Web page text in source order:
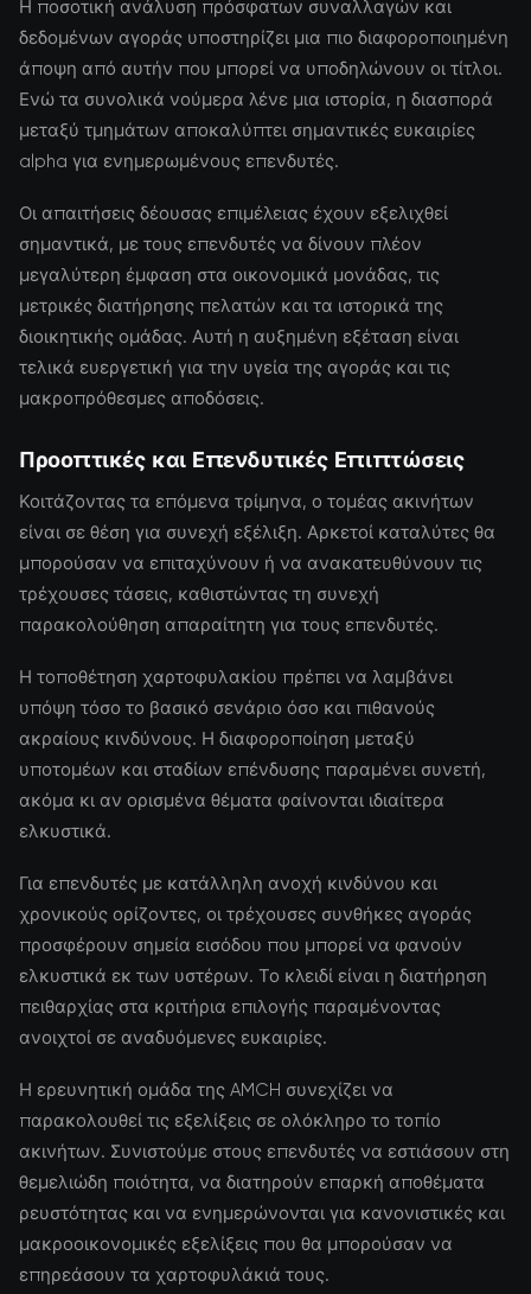
Η ποσοτική ανάλυση πρόσφατων συναλλαγών και
δεδομένων αγοράς υποστηρίζει μια πιο διαφοροποιημένη
άποψη από αυτήν που μπορεί να υποδηλώνουν οι τίτλοι.
Ενώ τα συνολικά νούμερα λένε μια ιστορία, η διασπορά
μεταξύ τμημάτων αποκαλύπτει σημαντικές ευκαιρίες
alpha για ενημερωμένους επενδυτές.
Οι απαιτήσεις δέουσας επιμέλειας έχουν εξελιχθεί
σημαντικά, με τους επενδυτές να δίνουν πλέον
μεγαλύτερη έμφαση στα οικονομικά μονάδας, τις
μετρικές διατήρησης πελατών και τα ιστορικά της
διοικητικής ομάδας. Αυτή η αυξημένη εξέταση είναι
τελικά ευεργετική για την υγεία της αγοράς και τις
μακροπρόθεσμες αποδόσεις.
Προοπτικές και Επενδυτικές Επιπτώσεις
Κοιτάζοντας τα επόμενα τρίμηνα, ο τομέας ακινήτων
είναι σε θέση για συνεχή εξέλιξη. Αρκετοί καταλύτες θα
μπορούσαν να επιταχύνουν ή να ανακατευθύνουν τις
τρέχουσες τάσεις, καθιστώντας τη συνεχή
παρακολούθηση απαραίτητη για τους επενδυτές.
Η τοποθέτηση χαρτοφυλακίου πρέπει να λαμβάνει
υπόψη τόσο το βασικό σενάριο όσο και πιθανούς
ακραίους κινδύνους. Η διαφοροποίηση μεταξύ
υποτομέων και σταδίων επένδυσης παραμένει συνετή,
ακόμα κι αν ορισμένα θέματα φαίνονται ιδιαίτερα
ελκυστικά.
Για επενδυτές με κατάλληλη ανοχή κινδύνου και
χρονικούς ορίζοντες, οι τρέχουσες συνθήκες αγοράς
προσφέρουν σημεία εισόδου που μπορεί να φανούν
ελκυστικά εκ των υστέρων. Το κλειδί είναι η διατήρηση
πειθαρχίας στα κριτήρια επιλογής παραμένοντας
ανοιχτοί σε αναδυόμενες ευκαιρίες.
Η ερευνητική ομάδα της AMCH συνεχίζει να
παρακολουθεί τις εξελίξεις σε ολόκληρο το τοπίο
ακινήτων. Συνιστούμε στους επενδυτές να εστιάσουν στη
θεμελιώδη ποιότητα, να διατηρούν επαρκή αποθέματα
ρευστότητας και να ενημερώνονται για κανονιστικές και
μακροοικονομικές εξελίξεις που θα μπορούσαν να
επηρεάσουν τα χαρτοφυλάκιά τους.